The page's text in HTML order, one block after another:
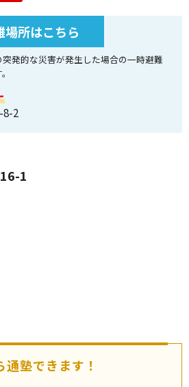
場所はこちら
発的な災害が発生した場合の一時避難
8-2
1
塾できます！